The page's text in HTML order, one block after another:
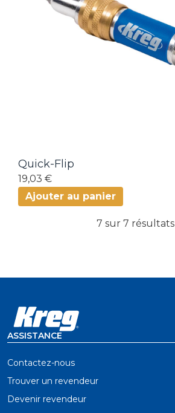
Quick-Flip
19,03 €
Ajouter au panier
7 sur 7 résultats
ASSISTANCE
Contactez-nous
Trouver un revendeur
Devenir revendeur